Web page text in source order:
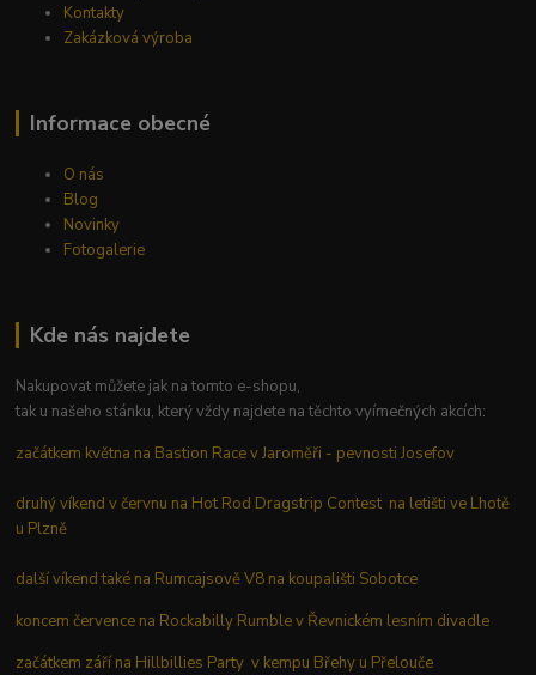
Kontakty
Zakázková výroba
Informace obecné
O nás
Blog
Novinky
Fotogalerie
Kde nás najdete
Nakupovat můžete jak na tomto e-shopu,
tak u našeho stánku, který vždy najdete na těchto vyímečných akcích:
začátkem května na Bastion Race v Jaroměři - pevnosti Josefov
druhý víkend v červnu na Hot Rod Dragstrip Contest na letišti ve Lhotě
u Plzně
další víkend také na Rumcajsově V8 na koupališti Sobotce
koncem července na Rockabilly Rumble v Řevnickém lesním divadle
začátkem září na Hillbillies Party v kempu Břehy u Přelouče